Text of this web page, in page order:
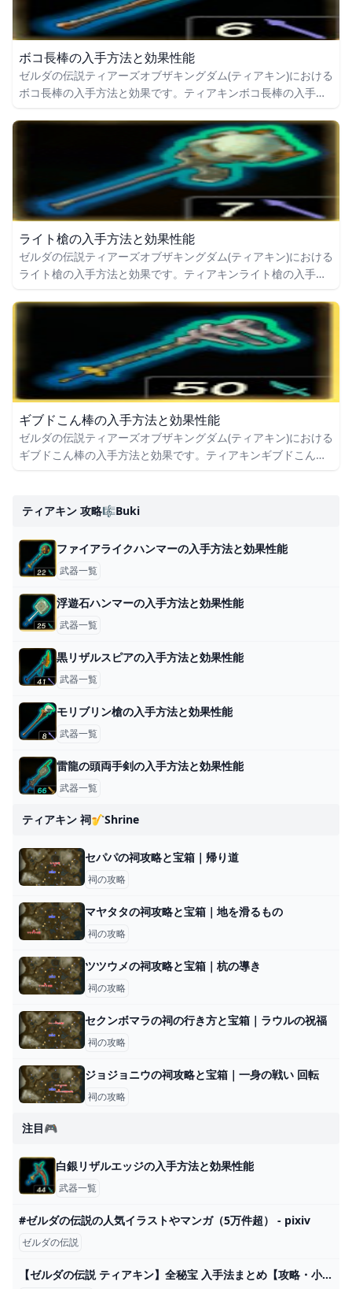
ボコ長棒の入手方法と効果性能
ゼルダの伝説ティアーズオブザキングダム(ティアキン)における
ボコ長棒の入手方法と効果です。ティアキンボコ長棒の入手場
す。
ライト槍の入手方法と効果性能
ゼルダの伝説ティアーズオブザキングダム(ティアキン)における
ライト槍の入手方法と効果です。ティアキンライト槍の入手場
す。
ギブドこん棒の入手方法と効果性能
ゼルダの伝説ティアーズオブザキングダム(ティアキン)における
ギブドこん棒の入手方法と効果です。ティアキンギブドこん棒
ティアキン 攻略🎼buki
ファイアライクハンマーの入手方法と効果性能
武器一覧
浮遊石ハンマーの入手方法と効果性能
武器一覧
黒リザルスピアの入手方法と効果性能
武器一覧
モリブリン槍の入手方法と効果性能
武器一覧
雷龍の頭両手剣の入手方法と効果性能
武器一覧
ティアキン 祠🎷shrine
セパパの祠攻略と宝箱｜帰り道
祠の攻略
マヤタタの祠攻略と宝箱｜地を滑るもの
祠の攻略
ツツウメの祠攻略と宝箱｜杭の導き
祠の攻略
セクンボマラの祠の行き方と宝箱｜ラウルの祝福
祠の攻略
ジョジョニウの祠攻略と宝箱｜一身の戦い 回転
祠の攻略
注目🎮
白銀リザルエッジの入手方法と効果性能
武器一覧
#ゼルダの伝説の人気イラストやマンガ（5万件超） - pixiv
ゼルダの伝説
【ゼルダの伝説 ティアキン】全秘宝 入手法まとめ【攻略・小ネタ・検証】【ゼルダの伝説 ティアーズオブザキングダム】【ティアキン】【totk】【ゼルダ】 - YouTube